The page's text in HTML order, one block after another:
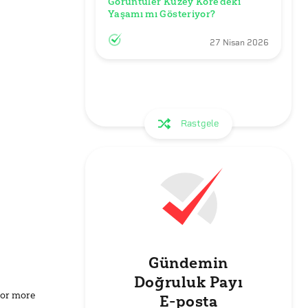
more
Yaşamı mı Gösteriyor?
27 Nisan 2026
Rastgele
Gündemin
Doğruluk Payı
E-posta